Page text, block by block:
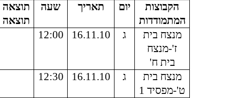
הקבוצות
המתמודדות
יום תאריך שעה
תוצאה
תוצאה
מנצח בית
ז'-מנצח
בית ח'
ג 16.11.10
12:00
מנצח בית
ט'-מפסיד 1
ג 16.11.10
12:30